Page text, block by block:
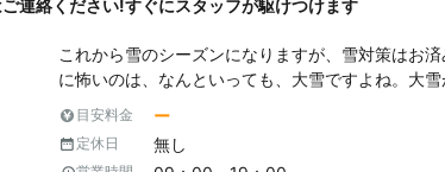
連絡ください!すぐにスタッフが駆けつけます
これから雪のシーズンになりますが、雪対策はお
に怖いのは、なんといっても、大雪ですよね。大
もって、駐車場から車が出せなかったり、雪で玄
ラブルが発生することが考えられます。また、屋根
た雪が地面へ落下することによって、思わぬトラブ
目安料金 ー
定休日 無し